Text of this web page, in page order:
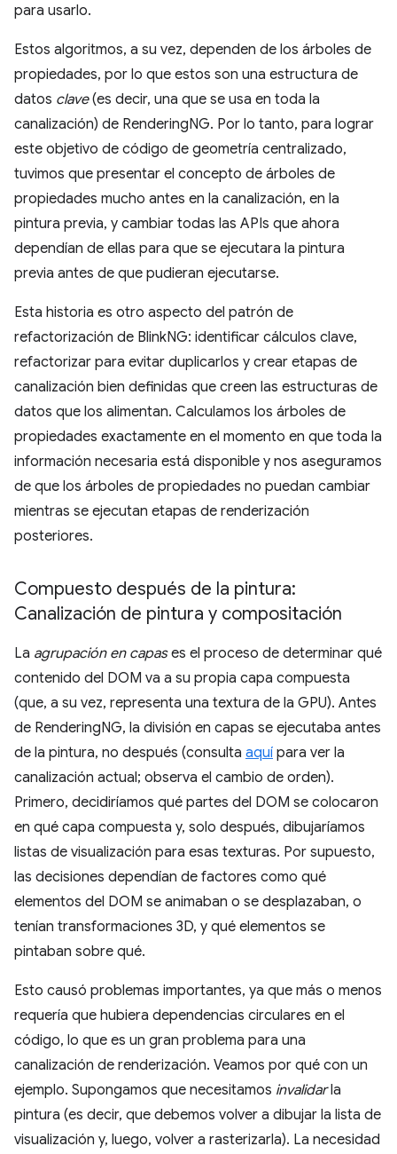
para usarlo.
Estos algoritmos, a su vez, dependen de los árboles de
propiedades, por lo que estos son una estructura de
datos clave(es decir, una que se usa en toda la
canalización) de RenderingNG. Por lo tanto, para lograr
este objetivo de código de geometría centralizado,
tuvimos que presentar el concepto de árboles de
propiedades mucho antes en la canalización, en la
pintura previa, y cambiar todas las APIs que ahora
dependían de ellas para que se ejecutara la pintura
previa antes de que pudieran ejecutarse.
Esta historia es otro aspecto del patrón de
refactorización de BlinkNG: identificar cálculos clave,
refactorizar para evitar duplicarlos y crear etapas de
canalización bien definidas que creen las estructuras de
datos que los alimentan. Calculamos los árboles de
propiedades exactamente en el momento en que toda la
información necesaria está disponible y nos aseguramos
de que los árboles de propiedades no puedan cambiar
mientras se ejecutan etapas de renderización
posteriores.
Compuesto después de la pintura:
Canalización de pintura y compositación
La agrupación en capases el proceso de determinar qué
contenido del DOM va a su propia capa compuesta
(que, a su vez, representa una textura de la GPU). Antes
de RenderingNG, la división en capas se ejecutaba antes
de la pintura, no después (consulta aquí para ver la
canalización actual; observa el cambio de orden).
Primero, decidiríamos qué partes del DOM se colocaron
en qué capa compuesta y, solo después, dibujaríamos
listas de visualización para esas texturas. Por supuesto,
las decisiones dependían de factores como qué
elementos del DOM se animaban o se desplazaban, o
tenían transformaciones 3D, y qué elementos se
pintaban sobre qué.
Esto causó problemas importantes, ya que más o menos
requería que hubiera dependencias circulares en el
código, lo que es un gran problema para una
canalización de renderización. Veamos por qué con un
ejemplo. Supongamos que necesitamos invalidarla
pintura (es decir, que debemos volver a dibujar la lista de
visualización y, luego, volver a rasterizarla). La necesidad